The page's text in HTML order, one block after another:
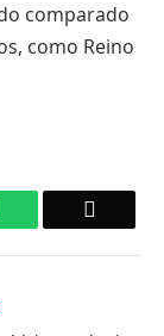
comparado
como Reino
WhatsApp